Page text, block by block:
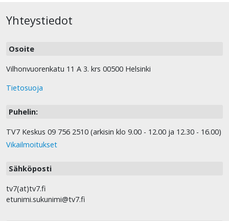
Yhteystiedot
Osoite
Vilhonvuorenkatu 11 A 3. krs 00500 Helsinki
Tietosuoja
Puhelin:
TV7 Keskus 09 756 2510 (arkisin klo 9.00 - 12.00 ja 12.30 - 16.00)
Vikailmoitukset
Sähköposti
tv7(at)tv7.fi
etunimi.sukunimi@tv7.fi